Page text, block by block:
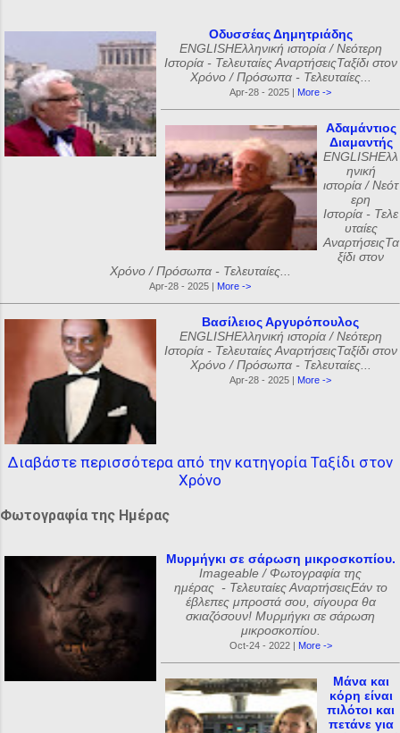
Οδυσσέας Δημητριάδης
ENGLISHΕλληνική ιστορία / Νεότερη
Ιστορία - Τελευταίες ΑναρτήσειςΤαξίδι στον
Χρόνο / Πρόσωπα - Τελευταίες...
Apr-28 - 2025 | More ->
Αδαμάντιος
Διαμαντής
ENGLISHΕλλ
ηνική
ιστορία / Νεότ
ερη
Ιστορία - Τελε
υταίες
ΑναρτήσειςΤα
ξίδι στον
Χρόνο / Πρόσωπα - Τελευταίες...
Apr-28 - 2025 | More ->
Βασίλειος Αργυρόπουλος
ENGLISHΕλληνική ιστορία / Νεότερη
Ιστορία - Τελευταίες ΑναρτήσειςΤαξίδι στον
Χρόνο / Πρόσωπα - Τελευταίες...
Apr-28 - 2025 | More ->
Διαβάστε περισσότερα από την κατηγορία Ταξίδι στον
Χρόνο
Φωτογραφία της Ημέρας
Μυρμήγκι σε σάρωση μικροσκοπίου.
Imageable / Φωτογραφία της
ημέρας - Τελευταίες ΑναρτήσειςΕάν το
έβλεπες μπροστά σου, σίγουρα θα
σκιαζόσουν! Μυρμήγκι σε σάρωση
μικροσκοπίου.
Oct-24 - 2022 | More ->
Μάνα και
κόρη είναι
πιλότοι και
πετάνε για